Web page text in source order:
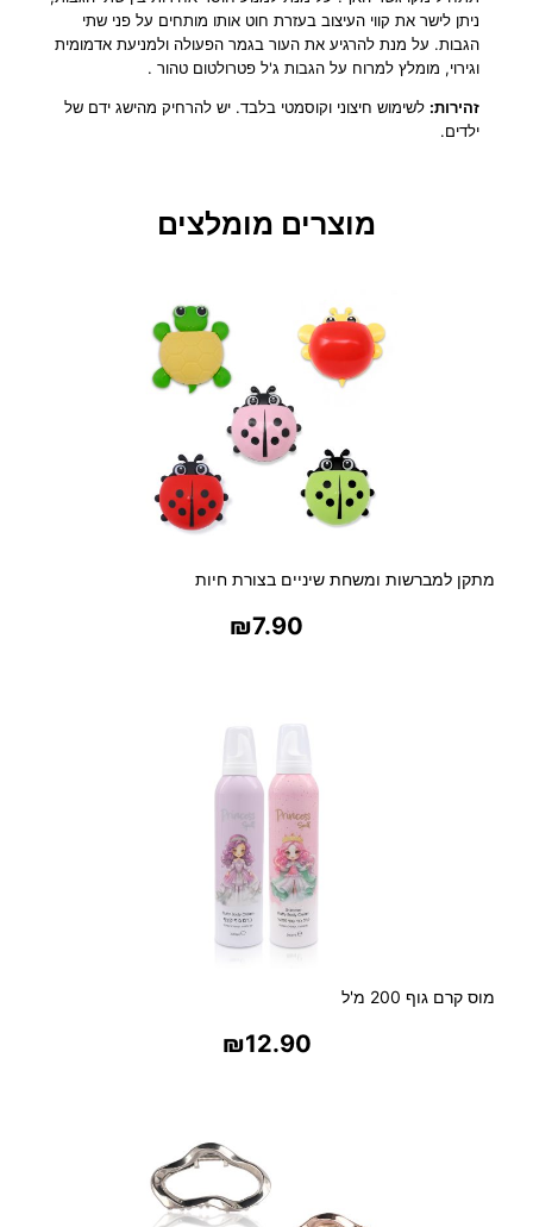
i
B
o
ניתן לישר את קווי העיצוב בעזרת חוט אותו מותחים על פני שתי
הגבות. על מנת להרגיע את העור בגמר הפעולה ולמניעת אדמומית
וגירוי, מומלץ למרוח על הגבות ג'ל פטרולטום טהור .
זהירות: לשימוש חיצוני וקוסמטי בלבד. יש להרחיק מהישג ידם של
ילדים.
מוצרים מומלצים
מתקן למברשות ומשחת שיניים בצורת חיות
₪7.90
מוס קרם גוף 200 מ'ל
₪12.90